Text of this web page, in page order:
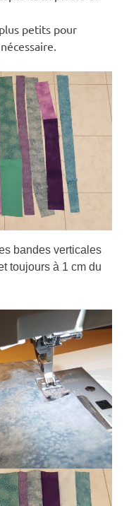
petits pour
bandes verticales
toujours à 1 cm du